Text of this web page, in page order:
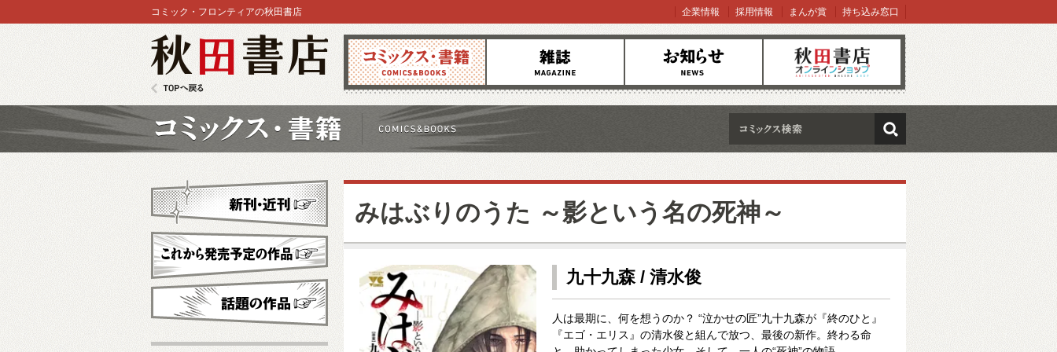
コミックス 雑誌 お知らせ オンラインショップ
コミック・フロンティアの秋田書店 企業情報 採用情報 まんが賞 持ち込み窓口
検索
みはぶりのうた ～影という名の死神～
九十九森 / 清水俊
人は最期に、何を想うのか？ “泣かせの匠”九十九森が『終のひと』
『エゴ・エリス』の清水俊と組んで放つ、最後の新作。終わる命
新刊・近刊
これから発売予定